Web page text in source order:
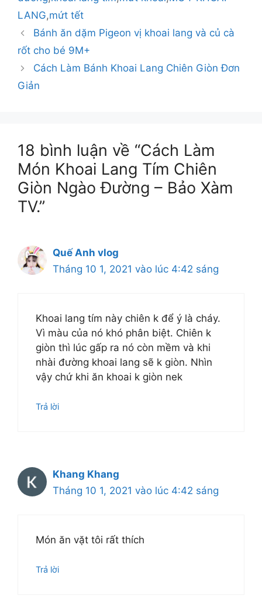
LANG,mứt tết
Bánh ăn dặm Pigeon vị khoai lang và củ cà
rốt cho bé 9M+
Cách Làm Bánh Khoai Lang Chiên Giòn Đơn
Giản
18 bình luận về “Cách Làm
Món Khoai Lang Tím Chiên
Giòn Ngào Đường – Bảo Xàm
TV.”
Quế Anh vlog
Tháng 10 1, 2021 vào lúc 4:42 sáng
Khoai lang tím này chiên k để ý là cháy.
Vì màu của nó khó phân biệt. Chiên k
giòn thì lúc gấp ra nó còn mềm và khi
nhài đường khoai lang sẽ k giòn. Nhìn
vậy chứ khi ăn khoai k giòn nek
Trả lời
Khang Khang
Tháng 10 1, 2021 vào lúc 4:42 sáng
Món ăn vặt tôi rất thích
Trả lời